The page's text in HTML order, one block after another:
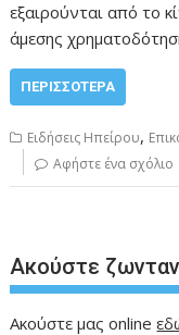
εξαιρούνται από το
άμεσης
ΠΕΡΙΣΣΌΤΕΡΑ
Ειδήσεις Ηπείρου,
Αφήστε ένα σχόλιο
Ακούστε
Ακούστε μας online